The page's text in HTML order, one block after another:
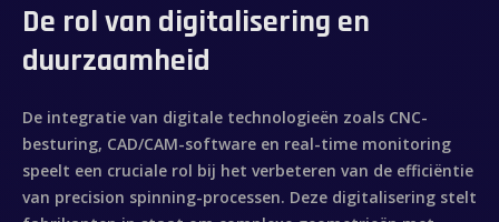
De rol van digitalisering en
duurzaamheid
De integratie van digitale technologieën zoals CNC-
besturing, CAD/CAM-software en real-time monitoring
speelt een cruciale rol bij het verbeteren van de efficiëntie
van precision spinning-processen. Deze digitalisering stelt